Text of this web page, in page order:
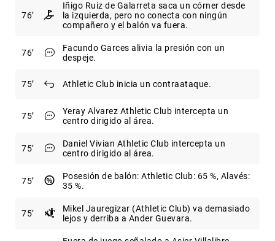
76
Iñigo Ruiz de Galarreta saca un córner desde
la izquierda, pero no conecta con ningún
compañero y el balón va fuera.
76
Facundo Garces alivia la presión con un
despeje.
75 Athletic Club inicia un contraataque.
75
Yeray Alvarez Athletic Club intercepta un
centro dirigido al área.
75
Daniel Vivian Athletic Club intercepta un
centro dirigido al área.
75
Posesión de balón: Athletic Club: 65 %, Alavés:
35 %.
75
Mikel Jauregizar (Athletic Club) va demasiado
lejos y derriba a Ander Guevara.